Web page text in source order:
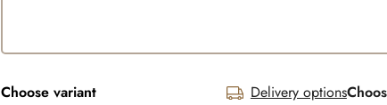
Choose variant Delivery options